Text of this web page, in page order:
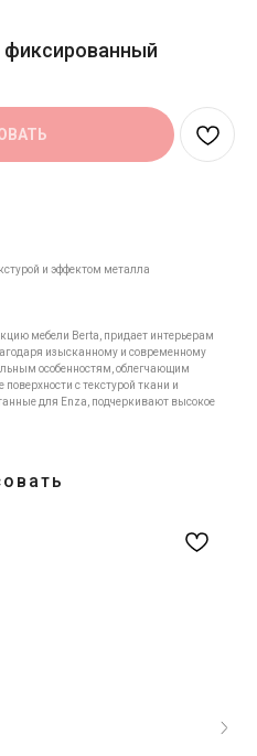
и эффектом металла
мебели Berta, придает интерьерам
изысканному и современному
особенностям, облегчающим
с текстурой ткани и
для Enza, подчеркивают высокое